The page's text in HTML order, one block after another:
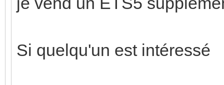
Si quelqu'un est intéressé